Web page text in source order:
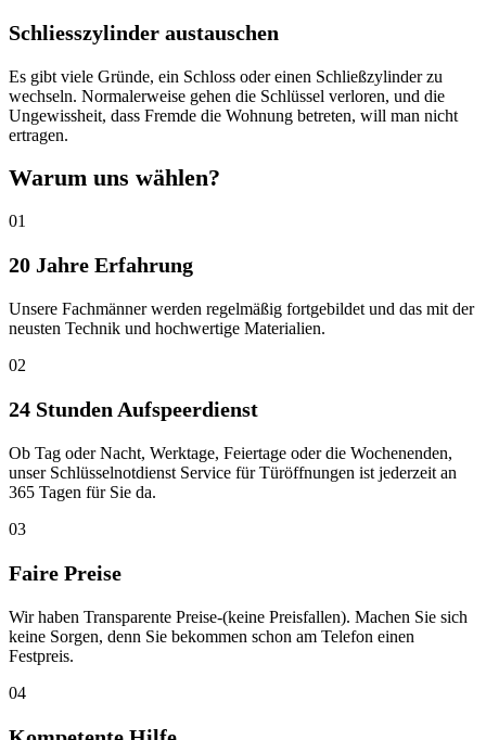
Schliesszylinder austauschen
Es gibt viele Gründe, ein Schloss oder einen Schließzylinder zu
wechseln. Normalerweise gehen die Schlüssel verloren, und die
Ungewissheit, dass Fremde die Wohnung betreten, will man nicht
ertragen.
Warum uns wählen?
01
20 Jahre Erfahrung
Unsere Fachmänner werden regelmäßig fortgebildet und das mit der
neusten Technik und hochwertige Materialien.
02
24 Stunden Aufspeerdienst
Ob Tag oder Nacht, Werktage, Feiertage oder die Wochenenden,
unser Schlüsselnotdienst Service für Türöffnungen ist jederzeit an
365 Tagen für Sie da.
03
Faire Preise
Wir haben Transparente Preise-(keine Preisfallen). Machen Sie sich
keine Sorgen, denn Sie bekommen schon am Telefon einen
Festpreis.
04